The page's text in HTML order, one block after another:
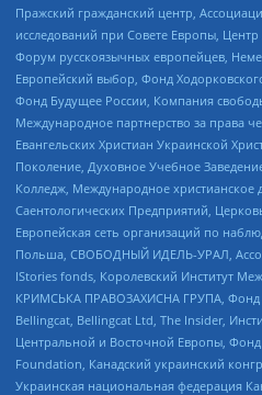
Пражский гражданский центр,
исследований при Совете Европы,
Форум русскоязычных европейцев,
Европейский выбор, Фонд
Фонд Будущее России, Компания
Международное партнерство за права
Евангельских Христиан Украинской
Поколение, Духовное Учебное
Колледж, Международное христианское
Саентологических Предприятий,
Европейская сеть организаций по
Польша, СВОБОДНЫЙ ИДЕЛЬ-УРАЛ,
IStories fonds, Королевский Институт
КРИМСЬКА ПРАВОЗАХИСНА ГРУПА, Фонд
Bellingcat, Bellingcat Ltd, The Insider,
Центральной и Восточной Европы,
Foundation, Канадский украинский
Украинская национальная федерация